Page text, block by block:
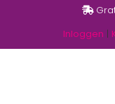
Inloggen |